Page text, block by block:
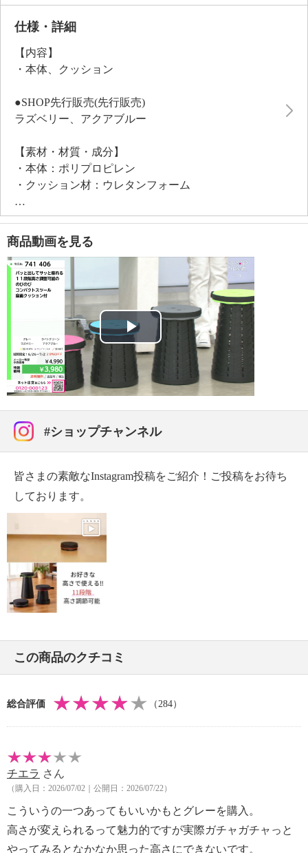
ベッド・ソファのサイドテーブルとしても活用できま
す。
ペースに収納可能。
高さは１１段階（約１１．５〜４６．５ｃｍ）で調整
ます。
※小さなお子様だけで使用しないでください
完成品なので面倒な組立不要ですぐに使えます。
仕様・詳細
【内容】
・本体、クッション
●SHOP先行販売(先行販売)
ラズベリー、アクアブルー
【素材・材質・成分】
・本体：ポリプロピレン
・クッション材：ウレタンフォーム
・クッション張り材：ポリエステル
【サイズ】
・本体：約幅２５．５×奥行２５．５×高さ８〜４６．
５ｃｍ（クッション含む）
・座面：約径２５．５ｃｍ
・座面の高さ：約１１．５〜４６．５ｃｍ（３．５ｃ
ｍ間隔で１１段階調節）
・クッション厚み：約２ｃｍ
・本体：約１．１ｋｇ
・クッション：約９０ｇ
【耐荷重】
・８０ｋｇ
※詳細は取扱説明書参照
・平坦な場所で使用する。
・小さなお子様だけで使用しない。
・踏み台がわりの使用などで上に乗らない。
・屋外で長い時間の使用、および日常的な使用は控え
・屋外での常時長い時間の使用、および日常的な使用
は控える。
紫外線の影響により製品の退色や劣化を早め、破損の
原因となる。
【同梱書類】
・開きにくい場合
【保証（有無）、保証期間】
・なし
・中国製
商品動画を見る
Play
Video
#ショップチャンネル
皆さまの素敵なInstagram投稿をご紹介！ご投稿をお待ち
しております。
この商品のクチコミ
総合評価 （284）
チエラ さん
（購入日：2026/07/02｜公開日：2026/07/22）
こういうの一つあってもいいかもとグレーを購入。
高さが変えられるって魅力的ですが実際ガチャガチャっと
やってみるとなかなか思った高さにできないです。